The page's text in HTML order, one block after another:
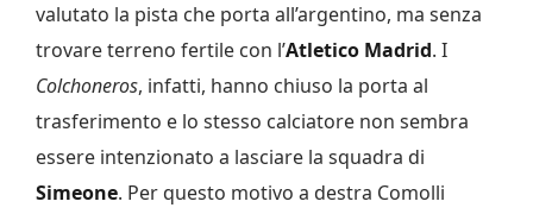
valutato la pista che porta all’argentino, ma senza
trovare terreno fertile con l’Atletico Madrid. I
Colchoneros, infatti, hanno chiuso la porta al
trasferimento e lo stesso calciatore non sembra
essere intenzionato a lasciare la squadra di
Simeone. Per questo motivo a destra Comolli